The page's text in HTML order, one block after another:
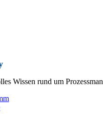
Wissen rund um